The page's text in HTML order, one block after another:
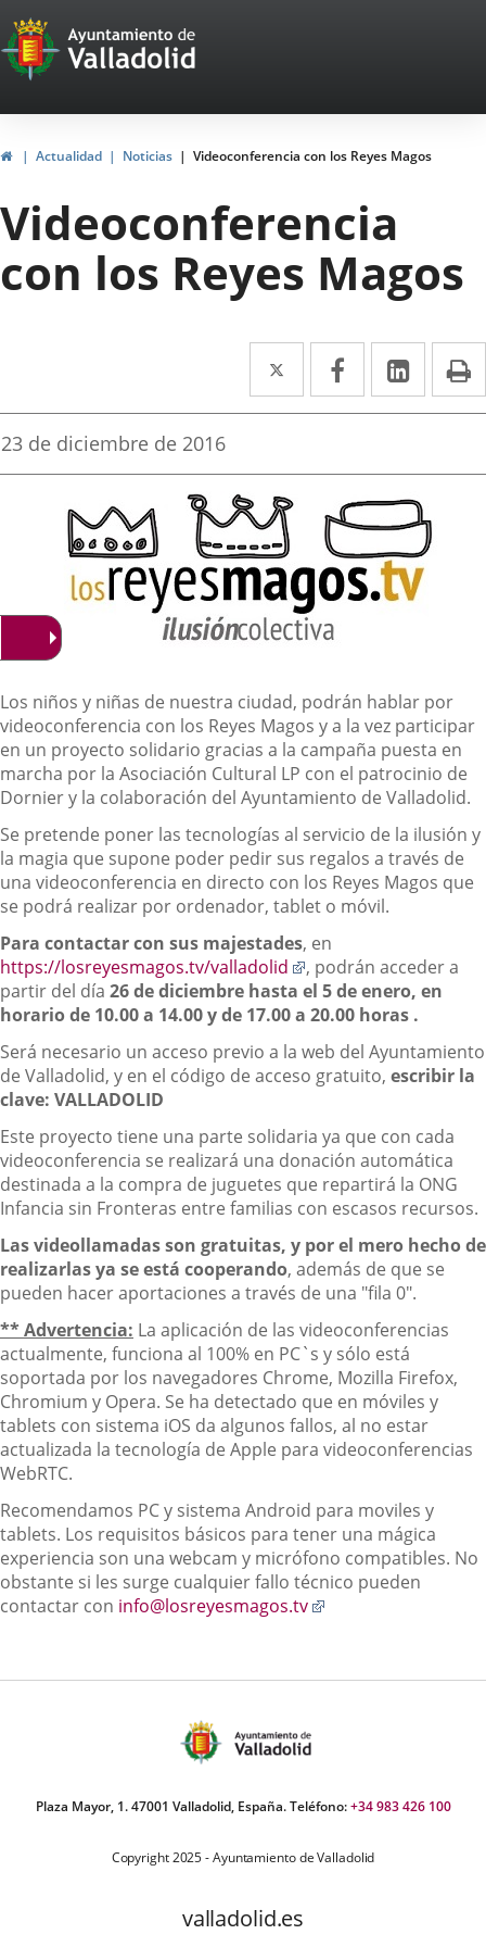
Portal
Web
del
Ayuntamiento
de
Valladolid
HomeActualidad Noticias Videoconferencia con los Reyes Magos
Videoconferencia
con los Reyes Magos
Twitter
Enlace
a
aplicación
externa.
Facebook
Enlace
a
aplicación
externa.
Enlace
a
Fecha
la
23 de diciembre de 2016
Descripción
Los niños y niñas de nuestra ciudad, podrán hablar por
videoconferencia con los Reyes Magos y a la vez participar
en un proyecto solidario gracias a la campaña puesta en
marcha por la Asociación Cultural LP con el patrocinio de
Dornier y la colaboración del Ayuntamiento de Valladolid.
Se pretende poner las tecnologías al servicio de la ilusión y
la magia que supone poder pedir sus regalos a través de
una videoconferencia en directo con los Reyes Magos que
se podrá realizar por ordenador, tablet o móvil.
Para contactar con sus majestades, en
https://losreyesmagos.tv/valladolid
Enlace
a
una
externa.
, podrán acceder a
partir del día 26 de diciembre hasta el 5 de enero, en
horario de 10.00 a 14.00 y de 17.00 a 20.00 horas .
Será necesario un acceso previo a la web del Ayuntamiento
de Valladolid, y en el código de acceso gratuito, escribir la
clave: VALLADOLID
Este proyecto tiene una parte solidaria ya que con cada
videoconferencia se realizará una donación automática
destinada a la compra de juguetes que repartirá la ONG
Infancia sin Fronteras entre familias con escasos recursos.
Las videollamadas son gratuitas, y por el mero hecho de
realizarlas ya se está cooperando, además de que se
pueden hacer aportaciones a través de una "fila 0".
** Advertencia: La aplicación de las videoconferencias
actualmente, funciona al 100% en PC`s y sólo está
soportada por los navegadores Chrome, Mozilla Firefox,
Chromium y Opera. Se ha detectado que en móviles y
tablets con sistema iOS da algunos fallos, al no estar
actualizada la tecnología de Apple para videoconferencias
WebRTC.
Recomendamos PC y sistema Android para moviles y
tablets. Los requisitos básicos para tener una mágica
experiencia son una webcam y micrófono compatibles. No
obstante si les surge cualquier fallo técnico pueden
contactar con info@losreyesmagos.tv
aplicación
Plaza Mayor, 1. 47001 Valladolid, España. Teléfono:+34 983 426 100
Copyright 2025 - Ayuntamiento de Valladolid
valladolid.es